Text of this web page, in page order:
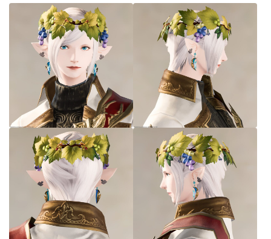
バイザー
ゴーグル
目隠し
口隠し
マスク
フルフェイス